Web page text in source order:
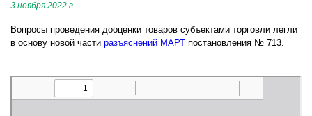
3 ноября 2022 г.
Вопросы проведения дооценки товаров субъектами торговли легли
в основу новой части разъяснений МАРТ постановления № 713.